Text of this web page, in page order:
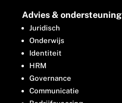
Advies & ondersteuning
Juridisch
Onderwijs
Identiteit
HRM
Governance
Communicatie